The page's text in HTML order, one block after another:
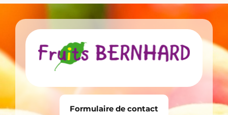
Formulaire de contact